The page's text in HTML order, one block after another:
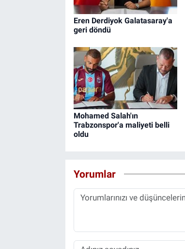
Eren Derdiyok Galatasaray'a
geri döndü
Mohamed Salah'ın
Trabzonspor'a maliyeti belli
oldu
Yorumlar